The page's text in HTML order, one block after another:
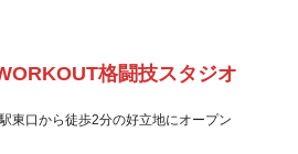
格闘技スタジオ